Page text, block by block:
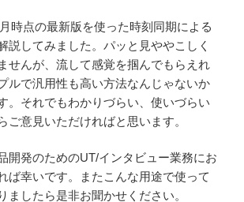
時点の最新版を使った時刻同期による
説してみました。パッと見ややこしく
せんが、流して感覚を掴んでもらえれ
ルで汎用性も高い方法なんじゃないか
。それでもわかりづらい、使いづらい
ご意見いただければと思います。
開発のためのUT/インタビュー業務にお
ば幸いです。またこんな用途で使って
ましたら是非お聞かせください。